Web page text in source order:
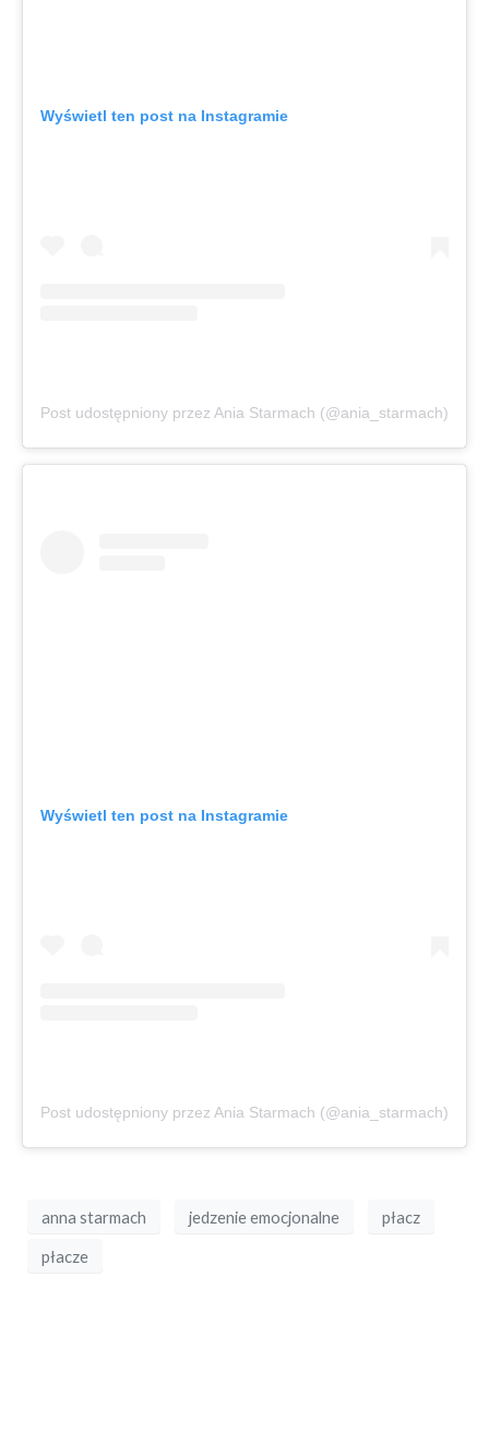
Wyświetl ten post na Instagramie
Post udostępniony przez Ania Starmach (@ania_starmach)
Wyświetl ten post na Instagramie
Post udostępniony przez Ania Starmach (@ania_starmach)
anna starmach jedzenie emocjonalne płacz
płacze